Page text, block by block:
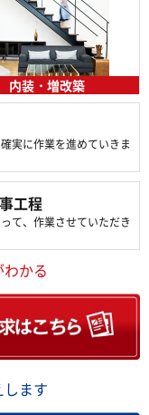
内装・増改築
実に作業を進めていきま
工程
て、作業させていただき
かる
ます